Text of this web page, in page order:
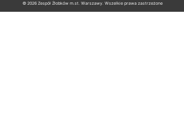
© 2026 Zespół Żłobków m.st. Warszawy. Wszelkie prawa zastrzeżone